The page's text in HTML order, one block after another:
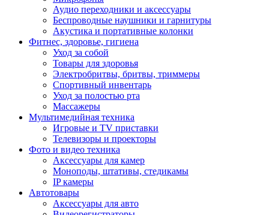
Аудио переходники и аксессуары
Беспроводные наушники и гарнитуры
Акустика и портативные колонки
Фитнес, здоровье, гигиена
Уход за собой
Товары для здоровья
Электробритвы, бритвы, триммеры
Спортивный инвентарь
Уход за полостью рта
Массажеры
Мультимедийная техника
Игровые и TV приставки
Телевизоры и проекторы
Фото и видео техника
Аксессуары для камер
Моноподы, штативы, стедикамы
IP камеры
Автотовары
Аксессуары для авто